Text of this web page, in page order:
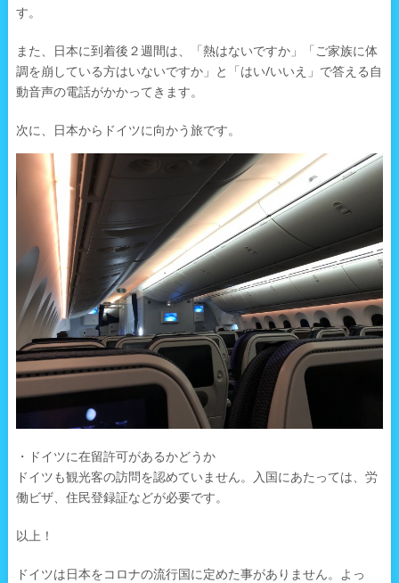
す。
また、日本に到着後２週間は、「熱はないですか」「ご家族に体
調を崩している方はいないですか」と「はい/いいえ」で答える自
動音声の電話がかかってきます。
次に、日本からドイツに向かう旅です。
・ドイツに在留許可があるかどうか
ドイツも観光客の訪問を認めていません。入国にあたっては、労
働ビザ、住民登録証などが必要です。
以上！
ドイツは日本をコロナの流行国に定めた事がありません。よっ